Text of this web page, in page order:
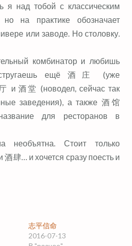
я над тобой с классическим
но на практике обозначает
или заводе. Но столовку.
комбинатор и любишь
ещё 酒庄 (уже
и 酒堂 (новодел, сейчас так
заведения), а также 酒馆
для ресторанов в
Стоит только
酒肆… и хочется сразу поесть и
志平信命
2016-07-13